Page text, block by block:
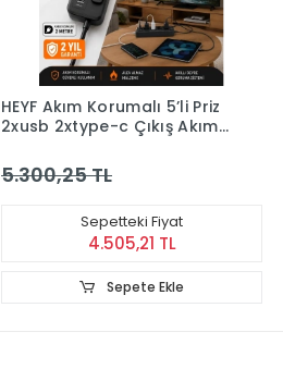
HEYF Akım Korumalı 5’li Priz
2xusb 2xtype-c Çıkış Akım
Çoğaltıcı Anahtarlı Ftr-31
Siyah
5.300,25 TL
Sepetteki Fiyat
4.505,21 TL
Sepete Ekle